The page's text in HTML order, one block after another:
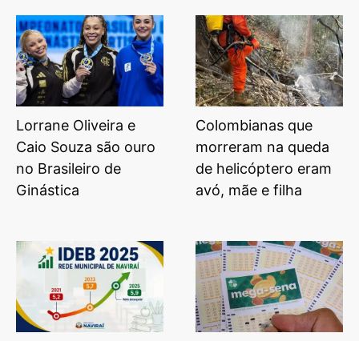
Lorrane Oliveira e
Caio Souza são ouro
no Brasileiro de
Ginástica
Colombianas que
morreram na queda
de helicóptero eram
avó, mãe e filha